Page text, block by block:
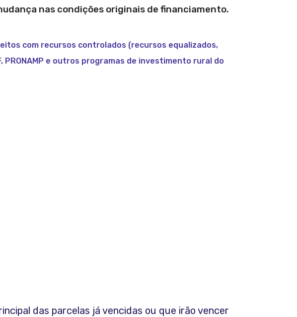
nas condições originais de financiamento.
com recursos controlados (recursos equalizados,
PRONAMP e outros programas de investimento rural do
das parcelas já vencidas ou que irão vencer